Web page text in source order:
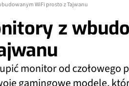
WiFi prosto z Tajwanu
z
monitor od czołowego